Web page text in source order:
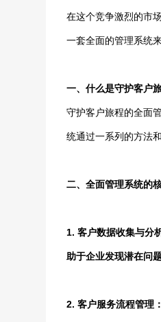
在这个竞争激烈的市
一套全面的管理系统
一、什么是守护客户
守护客户旅程的全面
统通过一系列的方法
二、全面管理系统的
1. 客户数据收集与分
助于企业发现潜在问
2. 客户服务流程管理